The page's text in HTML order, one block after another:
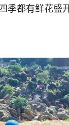
都有鲜花盛